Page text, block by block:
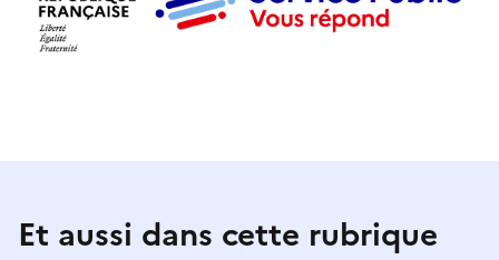
Et aussi dans cette rubrique